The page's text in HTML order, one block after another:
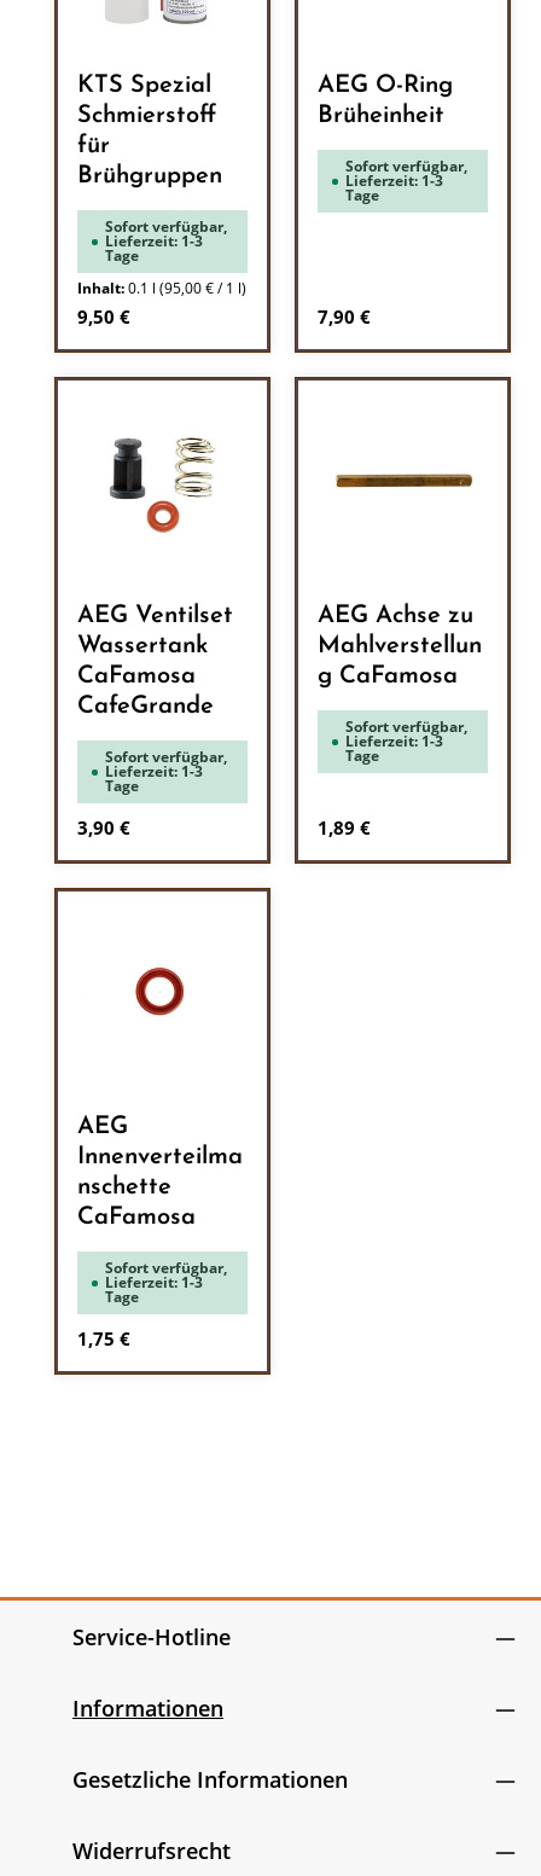
KTS Spezial
Schmierstoff
für
Brühgruppen
Sofort verfügbar,
Lieferzeit: 1-3
Tage
Inhalt:0.1 l (95,00 € / 1 l)
Regulärer Preis:
9,50 €
AEG O-Ring
Brüheinheit
Sofort verfügbar,
Lieferzeit: 1-3
Tage
Regulärer Preis:
7,90 €
AEG Ventilset
Wassertank
CaFamosa
CafeGrande
Sofort verfügbar,
Lieferzeit: 1-3
Tage
Regulärer Preis:
3,90 €
AEG Achse zu
Mahlverstellun
g CaFamosa
Sofort verfügbar,
Lieferzeit: 1-3
Tage
Regulärer Preis:
1,89 €
AEG
Innenverteilma
nschette
CaFamosa
Sofort verfügbar,
Lieferzeit: 1-3
Tage
Regulärer Preis:
1,75 €
Service-Hotline
Informationen
Gesetzliche Informationen
Widerrufsrecht